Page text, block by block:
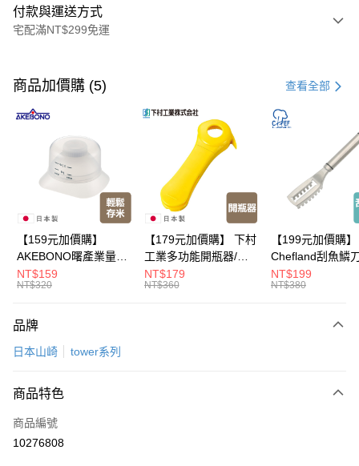
付款與運送方式
宅配滿NT$299免運
信用卡一次付款
超商取貨付款
LINE Pay
Apple Pay
Google Pay
全盈+PAY
大哥付你分期
【大哥付你分期使用說明】
1.本服務由台灣大哥大提供，台灣大哥大用戶可立即使用無須另外申請。
2.付款方式選擇「大哥付你分期」，訂單成立後會自動跳轉到大哥付的交易
成交易。
3.實際核准額度、可分期數及費用金額請依後續交易確認頁面所載為準。
4.訂單成立30分鐘內，如未前往確認交易或遇審核未通過，訂單將自動取
消。如遇「轉專審核」未通過狀況，表示未達大哥付你分期系統評分，恕無
法說明評估內容。
每筆NT$100，滿NT$499(含以上)免運費
商品加價購 (5) 查看全部
【159元加價購】
AKEBONO曙產業量米
杯漏斗組(白)/量米杯/
米桶/量米用具/任二件8
NT$159
NT$320
【179元加價購】 下村
工業多功能開瓶器/開
瓶器/餐廚用品/料理道
具/任二件8折
NT$179
NT$360
【199元加價購】
Chefland刮魚鱗
魚鱗器/廚房用品/
道具/任二件8折
NT$199
NT$380
品牌
日本山崎 tower系列
商品特色
商品編號
10276808